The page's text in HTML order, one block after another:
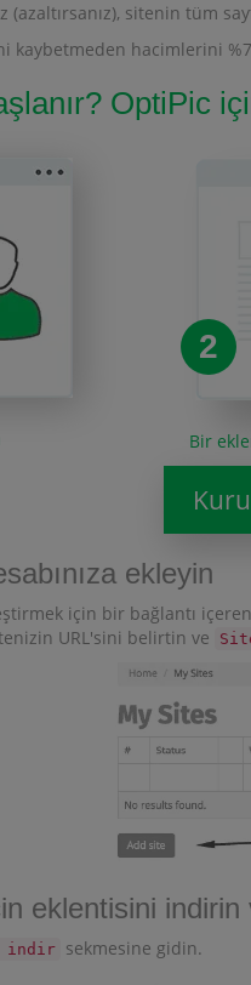
sitenin tüm
kaybetmeden hacimlerini
OptiPic
2
Bir
ekleyin
için bir bağlantı
URL'sini belirtin ve
eklentisini indirin
indir sekmesine gidin.